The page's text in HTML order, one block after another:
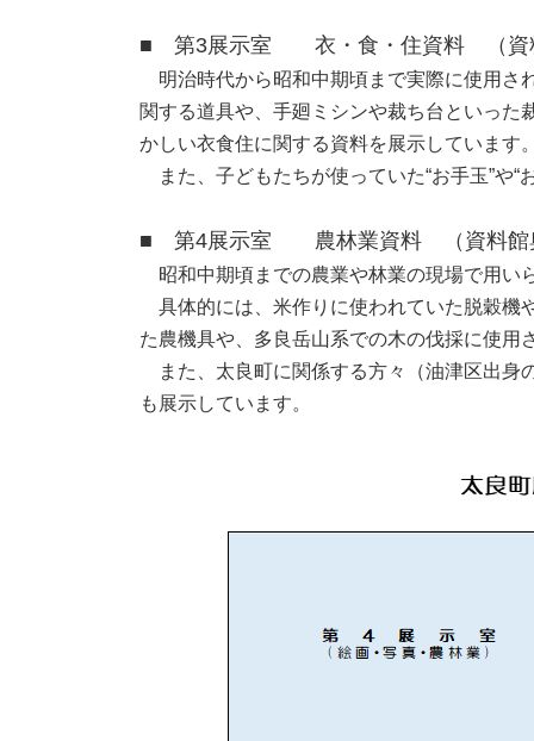
■ 第3展示室 衣・食・住資料 （資
明治時代から昭和中期頃まで実際に使用さ
関する道具や、手廻ミシンや裁ち台といった
かしい衣食住に関する資料を展示しています
また、子どもたちが使っていた“お手玉”や“
■ 第4展示室 農林業資料 （資料館
昭和中期頃までの農業や林業の現場で用い
具体的には、米作りに使われていた脱穀機
た農機具や、多良岳山系での木の伐採に使用
また、太良町に関係する方々（油津区出身
も展示しています。